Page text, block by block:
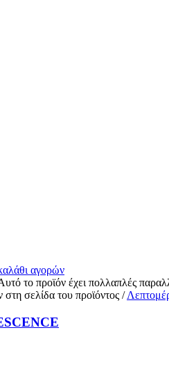
αγορών
το προϊόν έχει πολλαπλές
στη σελίδα του προϊόντος /